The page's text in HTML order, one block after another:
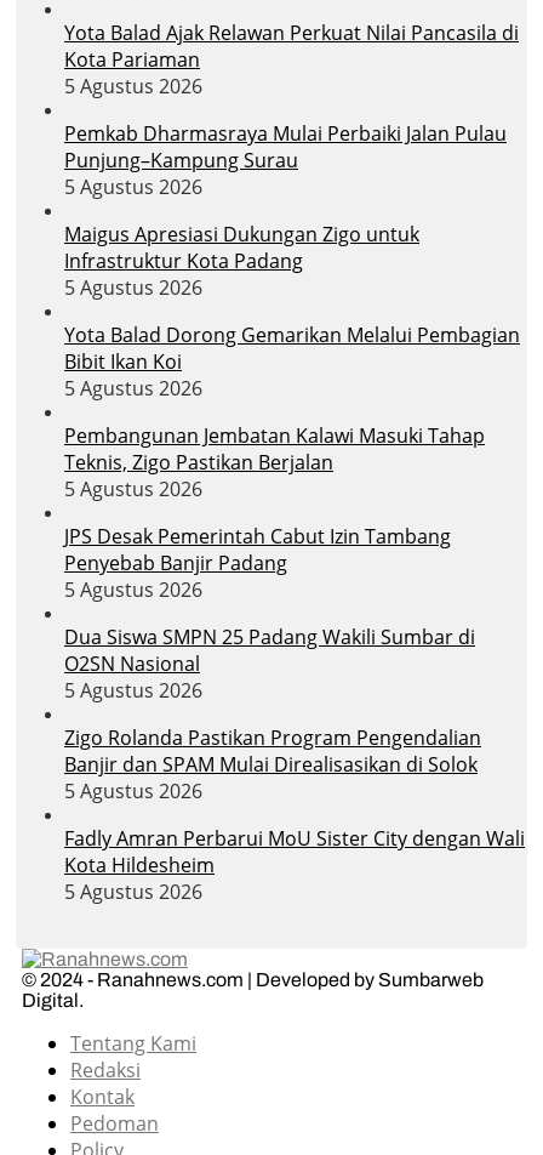
Yota Balad Ajak Relawan Perkuat Nilai Pancasila di
Kota Pariaman
5 Agustus 2026
Pemkab Dharmasraya Mulai Perbaiki Jalan Pulau
Punjung–Kampung Surau
5 Agustus 2026
Maigus Apresiasi Dukungan Zigo untuk
Infrastruktur Kota Padang
5 Agustus 2026
Yota Balad Dorong Gemarikan Melalui Pembagian
Bibit Ikan Koi
5 Agustus 2026
Pembangunan Jembatan Kalawi Masuki Tahap
Teknis, Zigo Pastikan Berjalan
5 Agustus 2026
JPS Desak Pemerintah Cabut Izin Tambang
Penyebab Banjir Padang
5 Agustus 2026
Dua Siswa SMPN 25 Padang Wakili Sumbar di
O2SN Nasional
5 Agustus 2026
Zigo Rolanda Pastikan Program Pengendalian
Banjir dan SPAM Mulai Direalisasikan di Solok
5 Agustus 2026
Fadly Amran Perbarui MoU Sister City dengan Wali
Kota Hildesheim
5 Agustus 2026
© 2024 - Ranahnews.com | Developed by Sumbarweb
Digital.
Tentang Kami
Redaksi
Kontak
Pedoman